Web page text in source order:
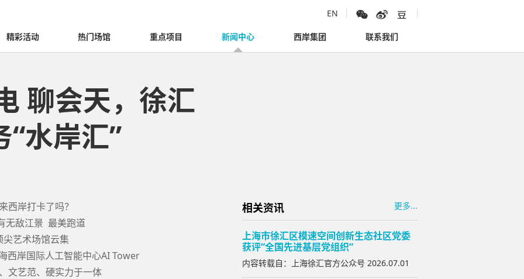
EN
精彩活动 热门场馆 重点项目 新闻中心 西岸集团 联系我们
聊会天，徐汇
水岸汇”
西岸打卡了吗？
无敌江景 最美跑道
尖艺术场馆云集
西岸国际人工智能中心AI Tower
文艺范、硬实力于一体
相关资讯 更多...
上海市徐汇区模速空间创新生态社区党委
获评“全国先进基层党组织”
内容转载自：上海徐汇官方公众号 2026.07.01